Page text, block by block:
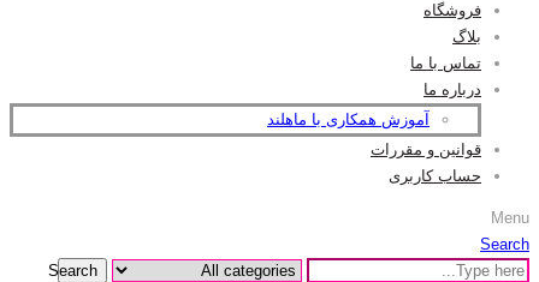
فروشگاه
بلاگ
تماس با ما
درباره ما
آموزش همکاری با ماهلند
قوانین و مقررات
حساب کاربری
Menu
Search
Search